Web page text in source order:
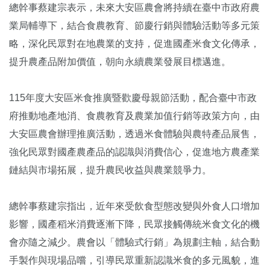
總幹事蔡建宗表示，未來大安區農會將持續在臺中市政府農
業局輔導下，結合食農教育、節慶行銷與體驗活動等多元策
略，深化民眾對在地農業的支持，促進國產米食文化傳承，
提升農產品附加價值，朝向永續農業發展目標邁進。
115年度大安區米食推廣暨歡慶母親節活動，配合臺中市政
府推動地產地消、食農教育及農業加值行銷等政策方向，由
大安區農會辦理推廣活動，透過米食體驗與農特產品展售，
強化民眾對國產農產品的認識與消費信心，促進地方農產業
鏈結與市場拓展，提升農民收益與農業競爭力。
總幹事蔡建宗指出，近年來受飲食型態改變與外食人口增加
影響，國產稻米消費逐漸下降，民眾接觸傳統米食文化的機
會亦隨之減少。農會以「體驗式行銷」為規劃主軸，結合動
手製作與現場品嚐，引導民眾重新認識米食的多元風貌，進